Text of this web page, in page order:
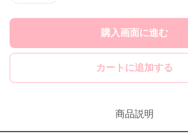
購入画面に進む
カートに追加する
商品説明